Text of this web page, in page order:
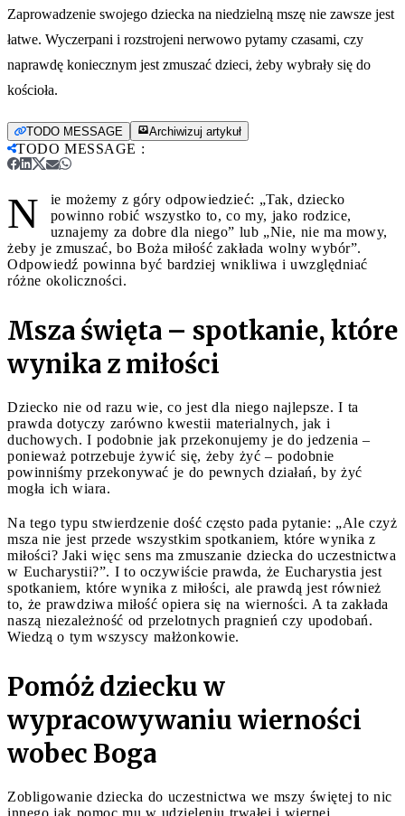
Zaprowadzenie swojego dziecka na niedzielną mszę nie zawsze jest
łatwe. Wyczerpani i rozstrojeni nerwowo pytamy czasami, czy
naprawdę koniecznym jest zmuszać dzieci, żeby wybrały się do
kościoła.
TODO MESSAGE Archiwizuj artykuł
TODO MESSAGE :
N
ie możemy z góry odpowiedzieć: „Tak, dziecko
powinno robić wszystko to, co my, jako rodzice,
uznajemy za dobre dla niego” lub „Nie, nie ma mowy,
żeby je zmuszać, bo Boża miłość zakłada wolny wybór”.
Odpowiedź powinna być bardziej wnikliwa i uwzględniać
różne okoliczności.
Msza święta – spotkanie, które
wynika z miłości
Dziecko nie od razu wie, co jest dla niego najlepsze. I ta
prawda dotyczy zarówno kwestii materialnych, jak i
duchowych. I podobnie jak przekonujemy je do jedzenia –
ponieważ potrzebuje żywić się, żeby żyć – podobnie
powinniśmy przekonywać je do pewnych działań, by żyć
mogła ich wiara.
Na tego typu stwierdzenie dość często pada pytanie: „Ale czyż
msza nie jest przede wszystkim spotkaniem, które wynika z
miłości? Jaki więc sens ma zmuszanie dziecka do uczestnictwa
w Eucharystii?”. I to oczywiście prawda, że Eucharystia jest
spotkaniem, które wynika z miłości, ale prawdą jest również
to, że prawdziwa miłość opiera się na wierności. A ta zakłada
naszą niezależność od przelotnych pragnień czy upodobań.
Wiedzą o tym wszyscy małżonkowie.
Pomóż dziecku w
wypracowywaniu wierności
wobec Boga
Zobligowanie dziecka do uczestnictwa we mszy świętej to nic
innego jak pomoc mu w udzieleniu trwałej i wiernej